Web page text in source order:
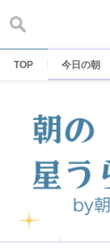
content
TOP 今日の朝